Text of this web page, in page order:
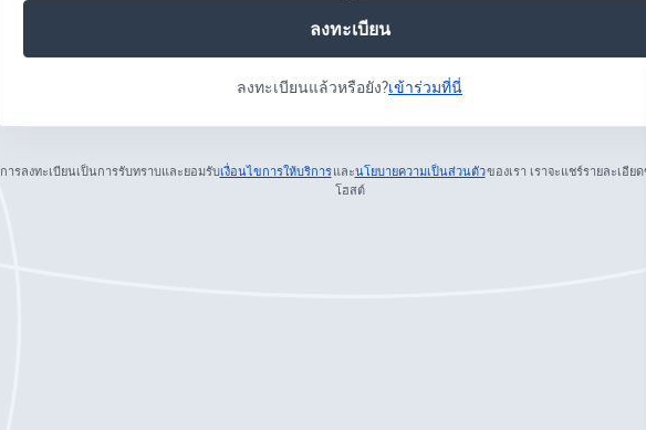
ลงทะเบียน
ลงทะเบียนแล้วหรือยัง?เข้าร่วมที่นี่
การลงทะเบียนเป็นการรับทราบและยอมรับเงื่อนไขการให้บริการ
เปิดในแท็บใหม่
และนโยบายความเป็นส่วนตัว
เปิดในแท็บใหม่
ของเรา เราจะแชร์รายละเอี
โฮสต์